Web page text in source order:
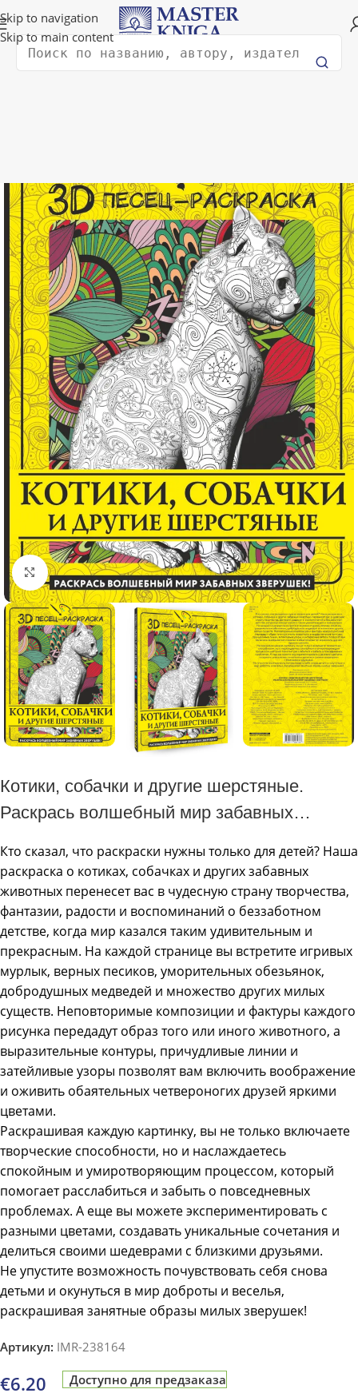
Skip to navigation
Skip to main content
Доставка в любую страну мира!
Поиск
Click to enlarge
Котики, собачки и другие шерстяные.
Раскрась волшебный мир забавных
Кто сказал, что раскраски нужны только для детей? Наша
раскраска о котиках, собачках и других забавных
животных перенесет вас в чудесную страну творчества,
фантазии, радости и воспоминаний о беззаботном
детстве, когда мир казался таким удивительным и
прекрасным. На каждой странице вы встретите игривых
мурлык, верных песиков, уморительных обезьянок,
добродушных медведей и множество других милых
существ. Неповторимые композиции и фактуры каждого
рисунка передадут образ того или иного животного, а
выразительные контуры, причудливые линии и
затейливые узоры позволят вам включить воображение
и оживить обаятельных четвероногих друзей яркими
цветами.
Раскрашивая каждую картинку, вы не только включаете
творческие способности, но и наслаждаетесь
спокойным и умиротворяющим процессом, который
помогает расслабиться и забыть о повседневных
проблемах. А еще вы можете экспериментировать с
разными цветами, создавать уникальные сочетания и
делиться своими шедеврами с близкими друзьями.
Не упустите возможность почувствовать себя снова
детьми и окунуться в мир доброты и веселья,
раскрашивая занятные образы милых зверушек!
Артикул: IMR-238164
€6.20 Доступно для предзаказа